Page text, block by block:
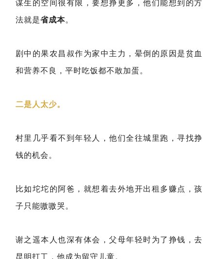
谋生的空间很有限，要想挣更多，他们能想到的方
法就是省成本。
剧中的果农昌叔作为家中主力，晕倒的原因是贫血
和营养不良，平时吃饭都不敢加蛋。
二是人太少。
村里几乎看不到年轻人，他们全往城里跑，寻找挣
钱的机会。
比如坨坨的阿爸，就想着去外地开出租多赚点，孩
子只能嗷嗷哭。
谢之遥本人也深有体会，父母年轻时为了挣钱，去
昆明打工，他成为留守儿童。